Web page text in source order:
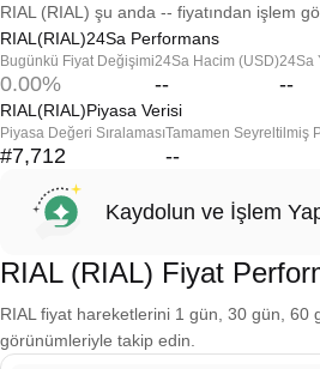
RIAL (RIAL) şu anda -- fiyatından işlem
RIAL(RIAL)24Sa Performans
Bugünkü Fiyat Değişimi
0.00%
24Sa Hacim (USD)
--
24Sa
--
RIAL(RIAL)Piyasa Verisi
Piyasa Değeri Sıralaması
#7,712
Tamamen Seyreltilmiş
--
Kaydolun ve İşlem
RIAL (RIAL) Fiyat
RIAL fiyat hareketlerini 1 gün, 30 gün, 60
görünümleriyle takip edin.